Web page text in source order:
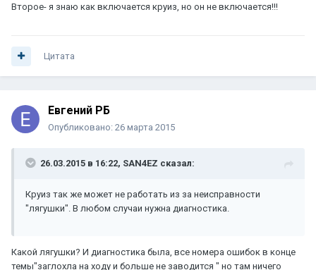
Второе- я знаю как включается круиз, но он не включается!!!
Цитата
Евгений РБ
Опубликовано: 26 марта 2015
26.03.2015 в 16:22, SAN4EZ сказал:
Круиз так же может не работать из за неисправности
"лягушки". В любом случаи нужна диагностика.
Какой лягушки? И диагностика была, все номера ошибок в конце
темы"заглохла на ходу и больше не заводится " но там ничего